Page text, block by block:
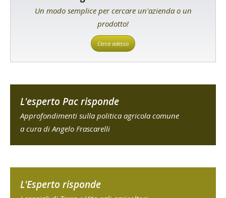
Un modo semplice per cercare un'azienda o un
prodotto!
Cerca adesso
L'esperto Pac risponde
Approfondimenti sulla politica agricola comune
a cura di Angelo Frascarelli
L'Esperto risponde